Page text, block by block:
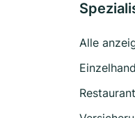
Alle